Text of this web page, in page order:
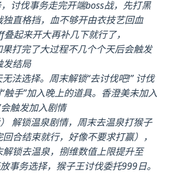
讨伐事务走完开端boss战，先打黑
直格挡，血不够开由衣技艺回血
起来开大再补几下就行了，
打完了大过程不几个个天后会触发
发结局
法选择。周末解锁“去讨伐吧!” 讨伐
触手”加入晚上的道具。香澄美未加入
触发加入剧情
解锁温泉剧情，周末去温泉打猴子
合结束就行，好像不要求打赢），
锁去温泉，捌维数值上限提升至
事务选择，猴子王讨伐委托999日。